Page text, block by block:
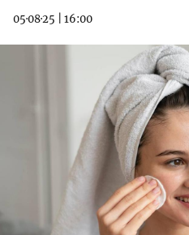
05·08·25 16:00